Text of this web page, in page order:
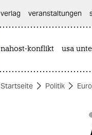
themen
verlag
veranstaltungen
nahost-konflikt usa
Startseite Politik